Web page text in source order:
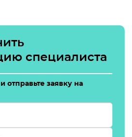
специалиста
отправьте заявку на